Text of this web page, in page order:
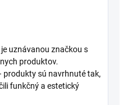
uznávanou značkou s
produktov.
produkty sú navrhnuté tak,
funkčný a estetický